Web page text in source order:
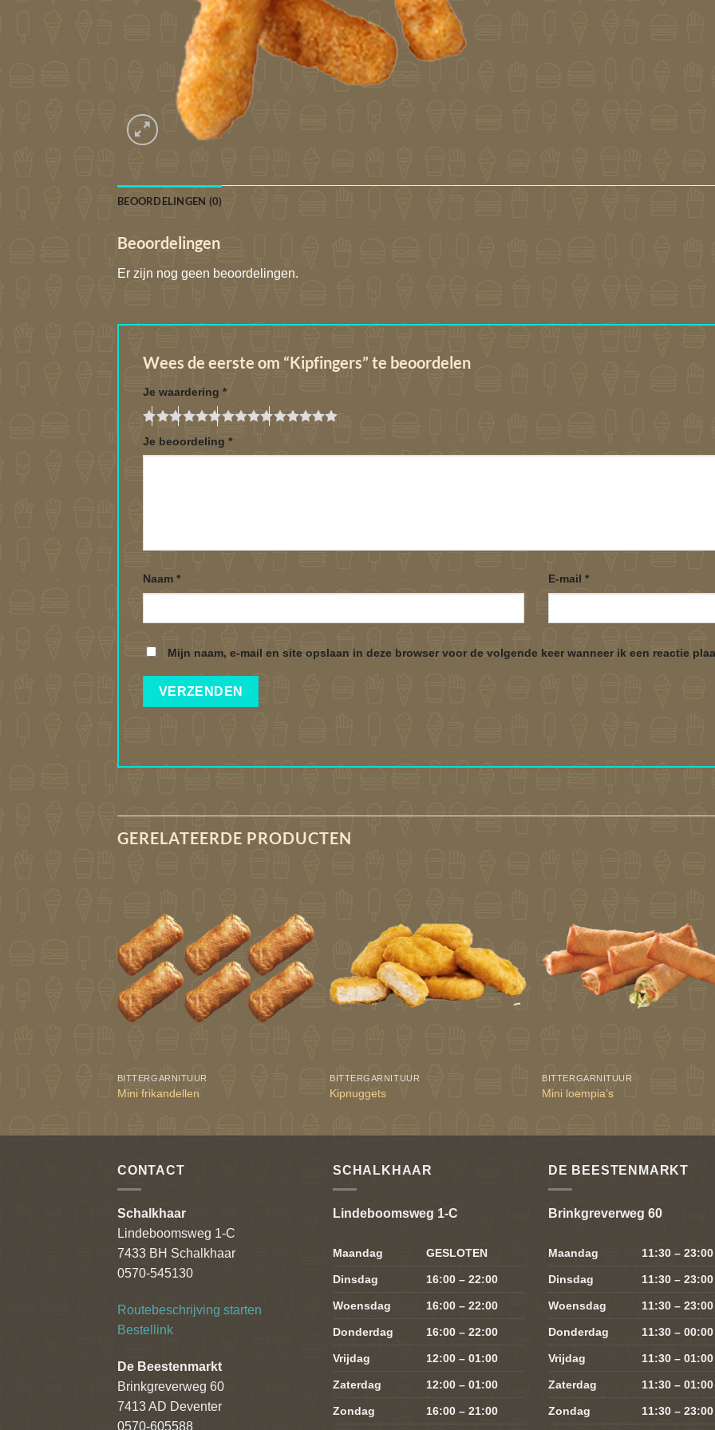
BEOORDELINGEN (0)
Beoordelingen
Er zijn nog geen beoordelingen.
Wees de eerste om “Kipfingers” te beoordelen
Je waardering *
Je beoordeling *
Naam * E-mail *
Mijn naam, e-mail en site opslaan in deze browser voor de volgende keer wanneer ik een reactie
GERELATEERDE PRODUCTEN
Toevoegen
aan
verlanglijst
BITTERGARNITUUR
Mini frikandellen
verlanglijst
BITTERGARNITUUR
Kipnuggets
BITTERGARNITUUR
Mini loempia’s
CONTACT
Schalkhaar
Lindeboomsweg 1-C
7433 BH Schalkhaar
0570-545130
Routebeschrijving starten
Bestellink
De Beestenmarkt
Brinkgreverweg 60
7413 AD Deventer
0570-605588
SCHALKHAAR
Lindeboomsweg 1-C
Maandag GESLOTEN
Dinsdag 16:00 – 22:00
Woensdag 16:00 – 22:00
Donderdag 16:00 – 22:00
Vrijdag 12:00 – 01:00
Zaterdag 12:00 – 01:00
Zondag 16:00 – 21:00
DE BEESTENMARKT
Brinkgreverweg 60
Maandag 11:30 – 23:00
Dinsdag 11:30 – 23:00
Woensdag 11:30 – 23:00
Donderdag 11:30 – 00:00
Vrijdag 11:30 – 01:00
Zaterdag 11:30 – 01:00
Zondag 11:30 – 23:00